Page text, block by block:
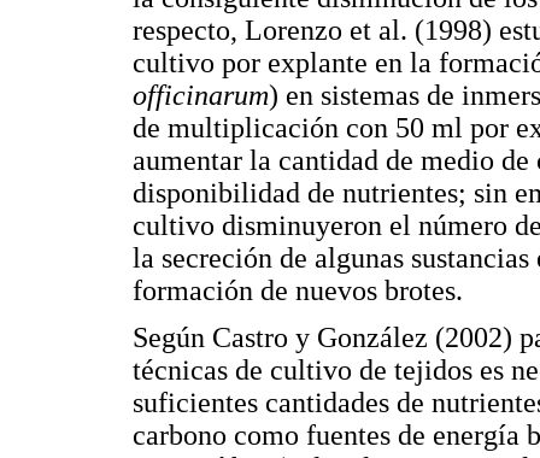
respecto, Lorenzo et al. (1998)
cultivo por explante en la
officinarum) en sistemas de
de multiplicación con 50 ml por
aumentar la cantidad de medio
disponibilidad de nutrientes; sin
cultivo disminuyeron el número
la secreción de algunas
formación de nuevos brotes.
Según Castro y González (2002)
técnicas de cultivo de tejidos es
suficientes cantidades de
carbono como fuentes de energía